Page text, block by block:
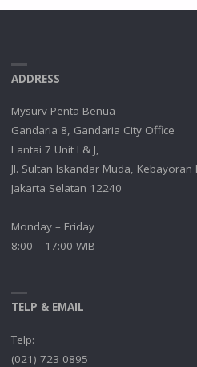
ADDRESS
Mysurv Penta Benua
Gandaria 8, Gandaria City Office
Lantai 7 Unit I & J,
Jl. Sultan Iskandar Muda, Kebayoran
Jakarta Selatan 12240
Monday – Friday
8:00 – 17:00 WIB
TELP & EMAIL
Telp:
(021) 723 0895